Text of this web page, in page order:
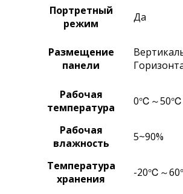
Портретный
режим
Да
Размещение
панели
Рабочая
температура
0℃～50℃
Рабочая
влажность
5~90%
Температура
хранения
-20℃～